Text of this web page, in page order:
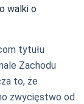
walki o
tytułu
Zachodu
to, że
zwycięstwo od